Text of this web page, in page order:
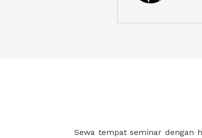
Sewa tempat seminar dengan
strategis akan membuat